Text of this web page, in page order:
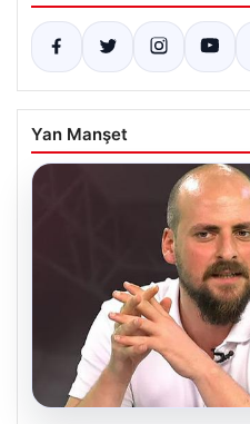
Yan Manşet